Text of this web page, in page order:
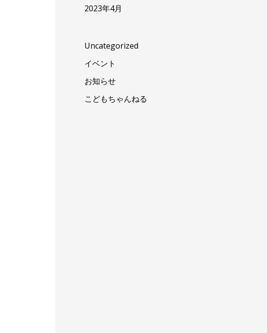
2023年4月
Uncategorized
イベント
お知らせ
こどもちゃんねる